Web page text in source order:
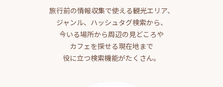
旅行前の情報収集で使える観光エリア、
ジャンル、ハッシュタグ検索から、
今いる場所から周辺の見どころや
カフェを探せる現在地まで
役に立つ検索機能がたくさん。